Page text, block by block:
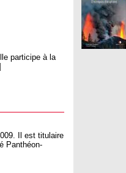
participe à la
Il est titulaire
Panthéon-